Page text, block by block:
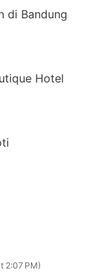
di Bandung
Hotel
2:07 PM